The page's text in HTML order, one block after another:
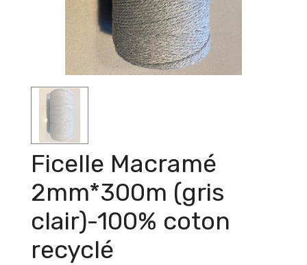
Ficelle Macramé
2mm*300m (gris
clair)-100% coton
recyclé